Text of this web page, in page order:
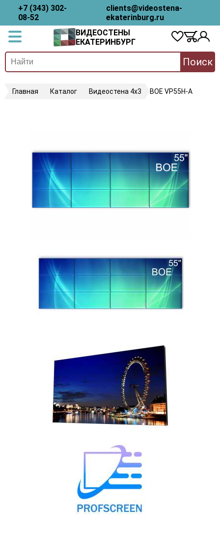
+7 (343) 302-
08-52
clients@videostena-
ekaterinburg.ru
ВИДЕОСТЕНЫ
ЕКАТЕРИНБУРГ
Поиск
Главная Каталог Видеостена 4х3 BOE VP55H-A